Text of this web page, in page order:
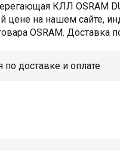
КЛЛ OSRAM
цене на нашем сайте,
OSRAM. Доставка
по доставке и оплате